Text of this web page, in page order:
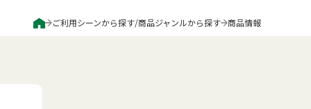
ご利用シーンから探す/商品ジャンルから探す 商品情報